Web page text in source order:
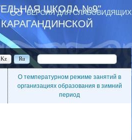
ШКОЛА №9"
ВЕРСИЯ ДЛЯ СЛАБОВИДЯЩИХ
Ru
Kz
О температурном режиме занятий в
организациях образования в зимний
период